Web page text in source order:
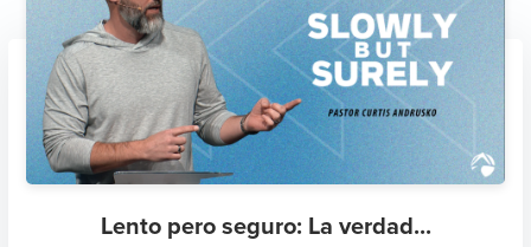
Lento pero seguro: La verdad...